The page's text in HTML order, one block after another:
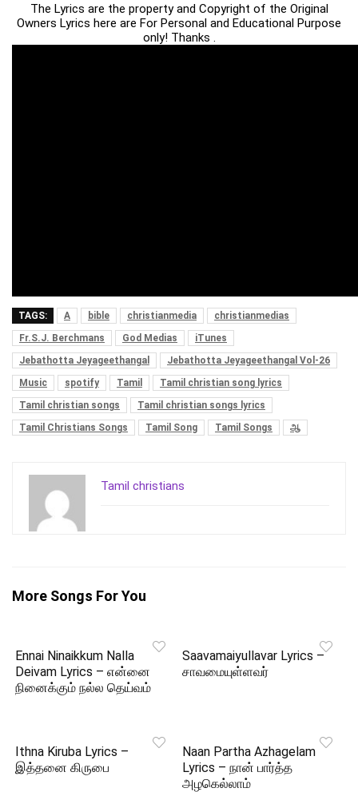
The Lyrics are the property and Copyright of the Original
Owners Lyrics here are For Personal and Educational Purpose
only! Thanks .
TAGS: A bible christianmedia
christianmedias
Fr.S.J. Berchmans
God Medias
iTunes
Jebathotta Jeyageethangal
Jebathotta Jeyageethangal Vol-26
Music
spotify Tamil
Tamil christian song lyrics
Tamil christian songs
Tamil christian songs lyrics
Tamil Christians Songs
Tamil Song Tamil Songs ஆ
Tamil christians
More Songs For You
Ennai Ninaikkum Nalla
Deivam Lyrics – என்னை
நினைக்கும் நல்ல தெய்வம்
Saavamaiyullavar Lyrics –
சாவமையுள்ளவர்
Ithna Kiruba Lyrics –
இத்தனை கிருபை
Naan Partha Azhagelam
Lyrics – நான் பார்த்த
அழகெல்லாம்